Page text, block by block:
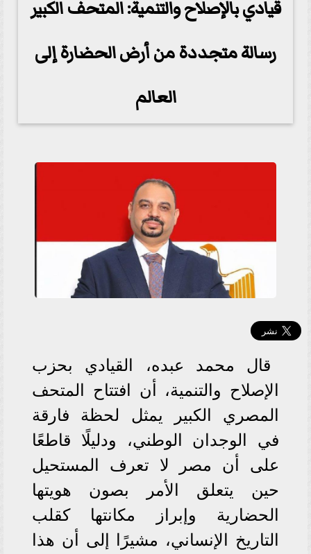
قيادي بالإصلاح والتنمية: المتحف الكبير
رسالة متجددة من أرض الحضارة إلى
العالم
قال محمد عبده، القيادي بحزب
الإصلاح والتنمية، أن افتتاح المتحف
المصري الكبير يمثل لحظة فارقة
في الوجدان الوطني، ودليلًا قاطعًا
على أن مصر لا تعرف المستحيل
حين يتعلق الأمر بصون هويتها
الحضارية وإبراز مكانتها كقلب
التاريخ الإنساني، مشيرًا إلى أن هذا